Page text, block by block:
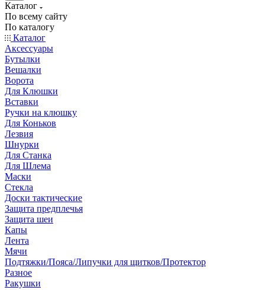
Каталог
По всему сайту
По каталогу
Каталог
Аксессуары
Бутылки
Вешалки
Ворота
Для Клюшки
Вставки
Ручки на клюшку
Для Коньков
Лезвия
Шнурки
Для Станка
Для Шлема
Маски
Стекла
Доски тактические
Защита предплечья
Защита шеи
Капы
Лента
Мячи
Подтяжки/Пояса/Липучки для щитков/Протектор
Разное
Ракушки